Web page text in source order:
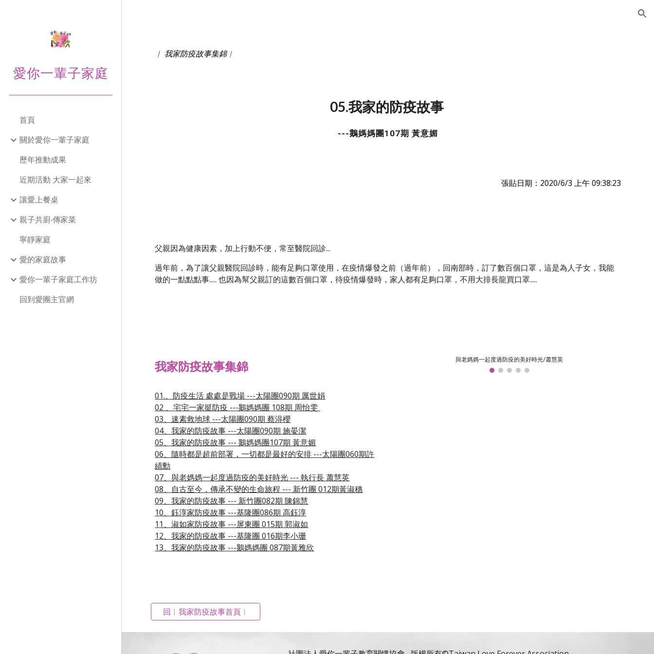
愛你一輩子家庭
首頁
關於愛你一輩子家庭
歷年推動成果
近期活動 大家一起來
讓愛上餐桌
親子共廚‧傳家菜
寧靜家庭
愛的家庭故事
愛你一輩子家庭工作坊
回到愛團主官網
︱ 我家防疫故事集錦︱
05.我家的防疫故事
---鵝媽媽團107期 黃意媚
張貼日期：2020/6/3 上午 09:38:23
父親因為健康因素，加上行動不便，常至醫院回診...
過年前，為了讓父親醫院回診時，能有足夠口罩使用，在疫情爆發之前（過年前），回南部時，訂了數百個口罩，這是為人子女，我能
做的一點點點事..... 也因為幫父親訂的這數百個口罩，待疫情爆發時，家人都有足夠口罩，不用大排長龍買口罩.....
我家防疫故事集錦
01.、防疫生活 處處是戰場 ---太陽團090期 厲世娟
02 、宅宅一家挺防疫 ---鵝媽媽團 108期 周怡雯
03、速素救地球 ---太陽團090期 蔡淂櫻
04、我家的防疫故事 ---太陽團090期 施晏潔
05、我家的防疫故事 --- 鵝媽媽團107期 黃意媚
06、隨時都是超前部署，一切都是最好的安排 ---太陽團060期許
績勳
07、與老媽媽一起度過防疫的美好時光 --- 執行長 蕭慧英
08、自古至今，傳承不變的生命旅程 --- 新竹團 012期黃淑穗
09、我家的防疫故事 --- 新竹團082期 陳錦慧
10、鈺淳家防疫故事 ---基隆團086期 高鈺淳
11、淑如家防疫故事 ---屏東團 015期 郭淑如
12、我家的防疫故事 ---基隆團 016期李小珊
13、我家的防疫故事 ---鵝媽媽團 087期黃雅欣
與老媽媽一起度過防疫的美好時光/蕭慧英
回︱我家防疫故事首頁︱